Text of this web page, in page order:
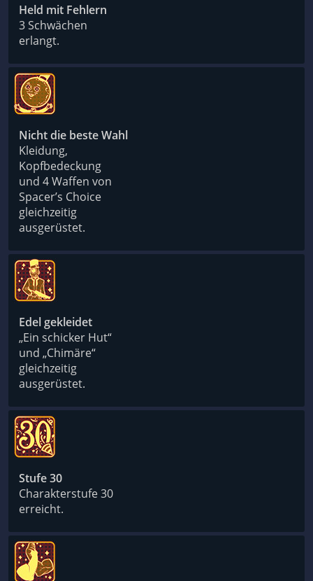
Held mit Fehlern
3 Schwächen
erlangt.
Nicht die beste Wahl
Kleidung,
Kopfbedeckung
und 4 Waffen von
Spacer’s Choice
gleichzeitig
ausgerüstet.
Edel gekleidet
„Ein schicker Hut“
und „Chimäre“
gleichzeitig
ausgerüstet.
Stufe 30
Charakterstufe 30
erreicht.